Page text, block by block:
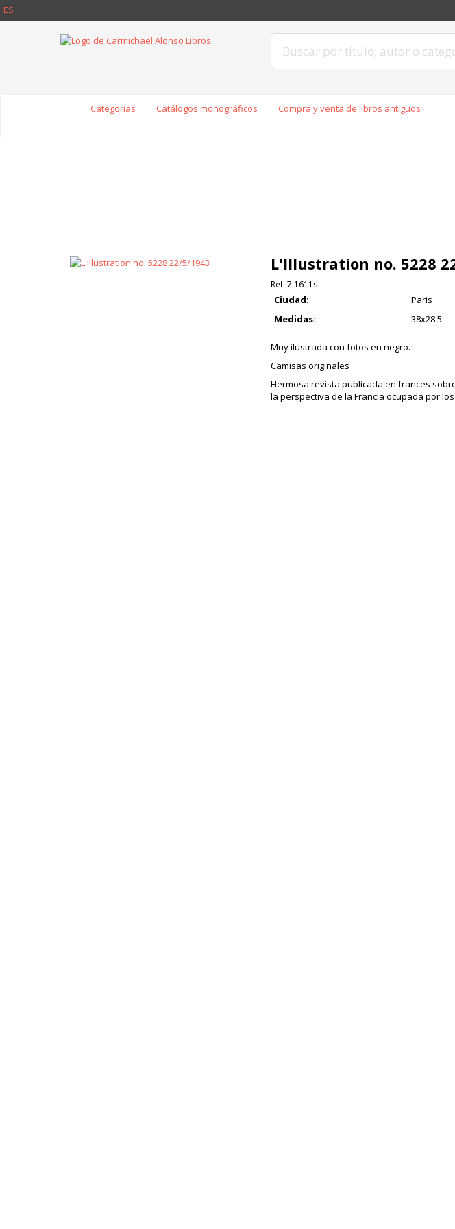
ES
Categorías Catálogos monográficos Compra y venta de libros antiguos
L'Illustration no. 5228
Ref: 7.1611s
Ciudad:
Paris
Medidas:
38x28.5
Muy ilustrada con fotos en negro.
Camisas originales
Hermosa revista publicada en frances
la perspectiva de la Francia ocupada por